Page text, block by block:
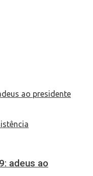
adeus ao